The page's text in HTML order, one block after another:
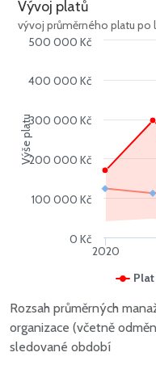
Výše platu
Vývoj platů
vývoj průměrného platu po
2020
0 Kč
100 000 Kč
200 000 Kč
300 000 Kč
400 000 Kč
500 000 Kč
Rozsah průměrných
organizace (včetně
sledované období